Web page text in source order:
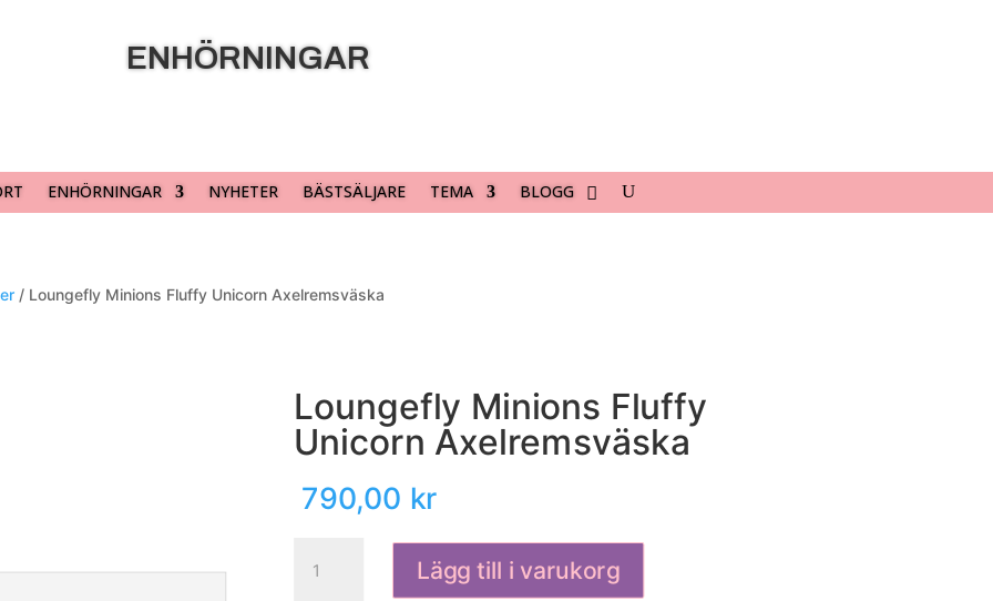
ENHÖRNINGAR
ENHÖRNINGAR NYHETER BÄSTSÄLJARE TEMA BLOGG
/ Loungefly Minions Fluffy Unicorn Axelremsväska
Loungefly Minions Fluffy
Unicorn Axelremsväska
790,00 kr
Minions
Lägg till i varukorg